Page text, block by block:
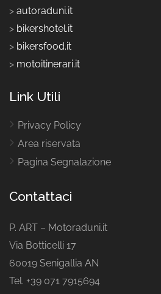
> autoraduni.it
> bikershotel.it
> bikersfood.it
> motoitinerari.it
Link Utili
Privacy Policy
Area riservata
Pagina Segnalazione
Contattaci
P. ART – Motoraduni.it
Via Botticelli 17
60019 Senigallia AN
Tel. +39 071 7915694